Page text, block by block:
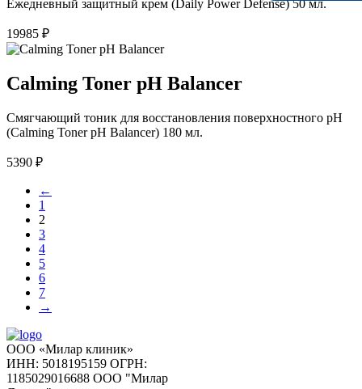
Ежедневный защитный крем (Daily Power Defense) 50 мл.
19985 ₽
Calming Toner pH Balancer
Смягчающий тоник для восстановления поверхностного pH
(Calming Toner pH Balancer) 180 мл.
5390 ₽
←
1
2
3
4
5
6
7
→
ООО «Милар клиник»
ИНН: 5018195159 ОГРН:
1185029016688 ООО "Милар